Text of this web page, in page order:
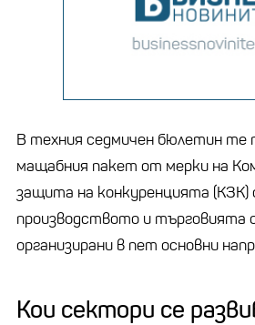
В техния седмичен бюлетин те
мащабния пакет от мерки на
защита на конкуренцията (КЗК)
производството и търговията
организирани в пет основни
Кои сектори се